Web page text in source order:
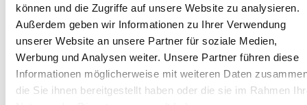
können und die Zugriffe auf unsere Website zu analysieren.
Außerdem geben wir Informationen zu Ihrer Verwendung
unserer Website an unsere Partner für soziale Medien,
Werbung und Analysen weiter. Unsere Partner führen diese
Informationen möglicherweise mit weiteren Daten
die Sie ihnen bereitgestellt haben oder die sie im Rahmen
Name*
E-Mail-Adresse